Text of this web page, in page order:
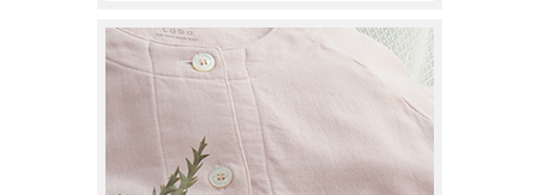
ログイン / 会員登録